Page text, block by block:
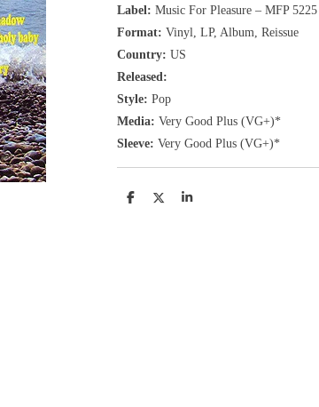
Label: Music For Pleasure ‎– MFP 5225
Format: Vinyl, LP, Album, Reissue
Country: US
Released:
Style: Pop
Media: Very Good Plus (VG+)*
Sleeve: Very Good Plus (VG+)*
D
D
S